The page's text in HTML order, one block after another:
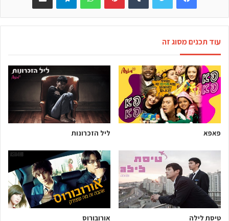
עוד תכנים מסוג זה
פאפא ליל הזכרונות
טיסת לילה אורובורוס